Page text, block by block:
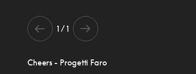
1 / 1
Cheers - Progetti Faro